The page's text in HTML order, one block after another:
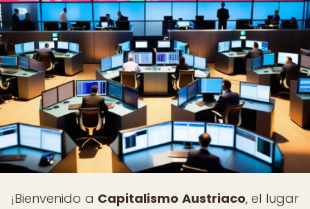
¡Bienvenido a Capitalismo Austriaco, el lugar